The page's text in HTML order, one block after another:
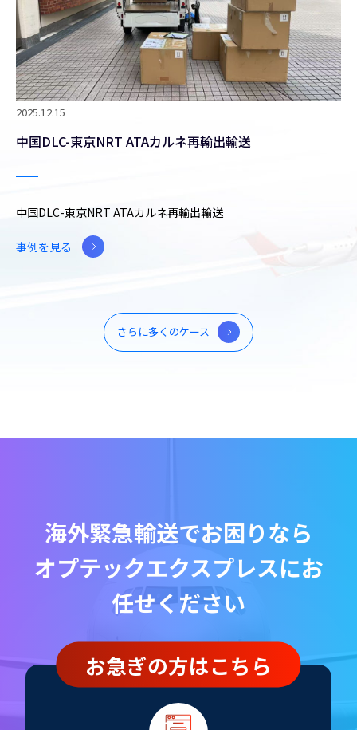
2025.12.15
中国DLC-東京NRT ATAカルネ再輸出輸送
中国DLC-東京NRT ATAカルネ再輸出輸送
事例を見る
さらに多くのケース
海外緊急輸送でお困りなら
オプテックエクスプレスにお
任せください
お急ぎの方はこちら